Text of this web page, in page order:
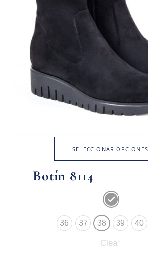
SELECCIONAR OPCIONES
Botín 8114
36 37 38 39 40
Clear